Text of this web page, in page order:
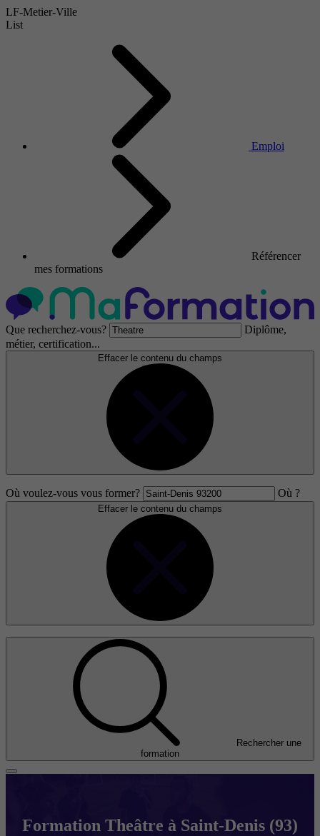
LF-Metier-Ville
List
Emploi
Référencer
mes formations
Que recherchez-vous?
Diplôme,
métier, certification...
Effacer le contenu du champs
Où voulez-vous vous former? Où ?
Effacer le contenu du champs
Rechercher une
formation
Formation Theâtre à Saint-Denis (93)